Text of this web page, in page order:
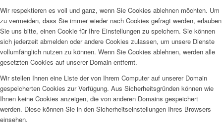
Wir respektieren es voll und ganz, wenn Sie Cookies ablehnen möchten. Um
zu vermeiden, dass Sie immer wieder nach Cookies gefragt werden, erlauben
Sie uns bitte, einen Cookie für Ihre Einstellungen zu speichern. Sie können
sich jederzeit abmelden oder andere Cookies zulassen, um unsere Dienste
vollumfänglich nutzen zu können. Wenn Sie Cookies ablehnen, werden alle
gesetzten Cookies auf unserer Domain entfernt.
Wir stellen Ihnen eine Liste der von Ihrem Computer auf unserer Domain
gespeicherten Cookies zur Verfügung. Aus Sicherheitsgründen können wie
Ihnen keine Cookies anzeigen, die von anderen Domains gespeichert
werden. Diese können Sie in den Sicherheitseinstellungen Ihres Browsers
einsehen.